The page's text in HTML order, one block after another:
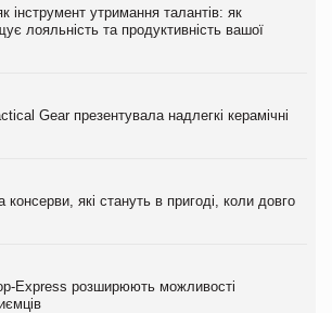
інструмент утримання талантів: як
лояльність та продуктивність вашої
Gear презентувала надлегкі керамічні
консерви, які стануть в пригоді, коли довго
Express розширюють можливості